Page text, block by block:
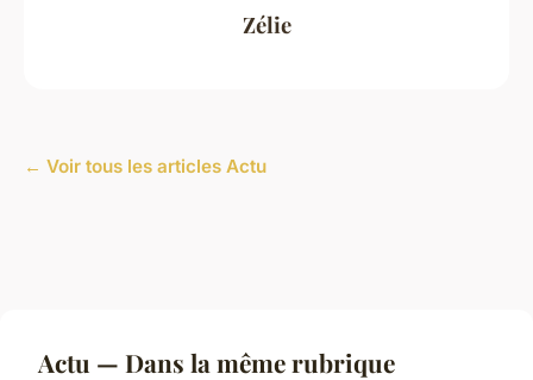
Zélie
← Voir tous les articles Actu
Actu — Dans la même rubrique